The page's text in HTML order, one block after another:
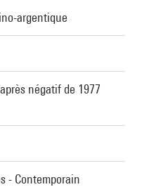
argentique
négatif de 1977
- Contemporain